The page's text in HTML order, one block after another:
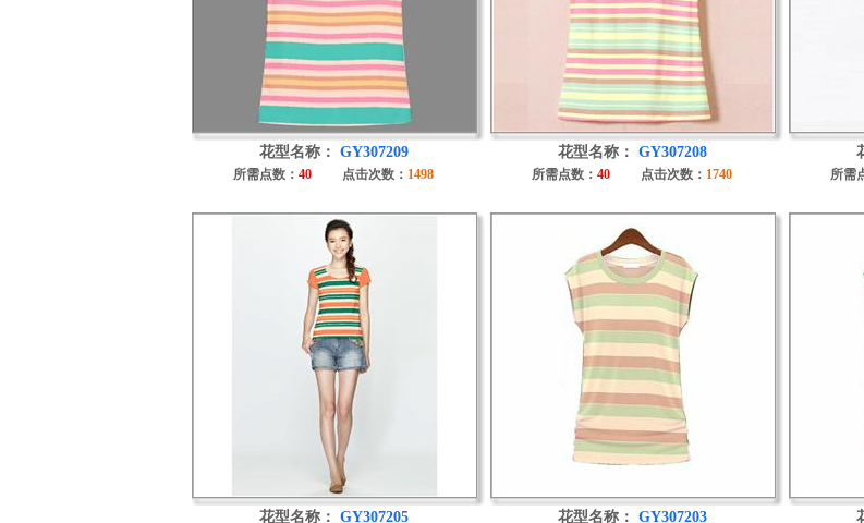
花型名称： GY307209
所需点数： 40 点击次数： 1498
花型名称： GY307208
所需点数： 40 点击次数： 1740 所需
花型名称： GY307205 花型名称： GY307203